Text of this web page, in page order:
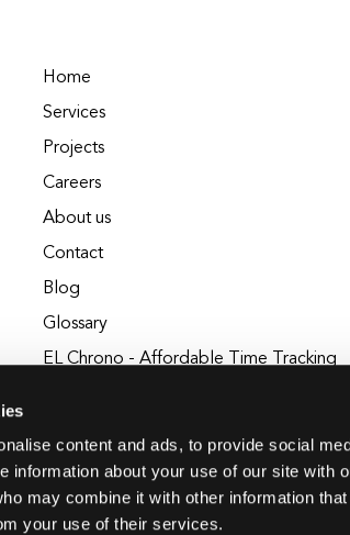
content and ads, to provide social
information about your use of our site with
may combine it with other information
your use of their services.
Home
Services
Projects
Careers
About us
Contact
Blog
Glossary
EL Chrono - Affordable Time Tracking